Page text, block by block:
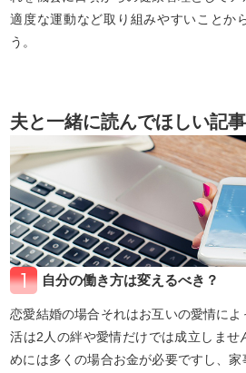
適度な運動など取り組みやすいことか
う。
夫と一緒に読んでほしい記
自分の働き方は変えるべき？
恋愛結婚の場合それはお互いの愛情に
活は2人の絆や愛情だけでは成立しませ
めには多くの場合お金が必要ですし、